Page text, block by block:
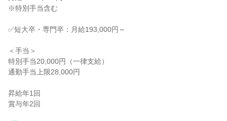
※特別手当含む
✅短大卒・専門卒：月給193,000円～
＜手当＞
特別手当20,000円（一律支給）
通勤手当上限28,000円
昇給年1回
賞与年2回